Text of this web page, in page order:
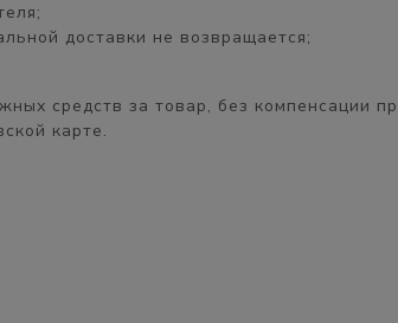
;
доставки не возвращается;
средств за товар, без компенсации
карте.